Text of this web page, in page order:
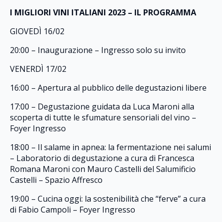
I MIGLIORI VINI ITALIANI 2023 – IL PROGRAMMA
GIOVEDÌ 16/02
20:00 – Inaugurazione – Ingresso solo su invito
VENERDÌ 17/02
16:00 – Apertura al pubblico delle degustazioni libere
17:00 – Degustazione guidata da Luca Maroni alla
scoperta di tutte le sfumature sensoriali del vino –
Foyer Ingresso
18:00 – Il salame in apnea: la fermentazione nei salumi
– Laboratorio di degustazione a cura di Francesca
Romana Maroni con Mauro Castelli del Salumificio
Castelli – Spazio Affresco
19:00 – Cucina oggi: la sostenibilità che “ferve” a cura
di Fabio Campoli – Foyer Ingresso